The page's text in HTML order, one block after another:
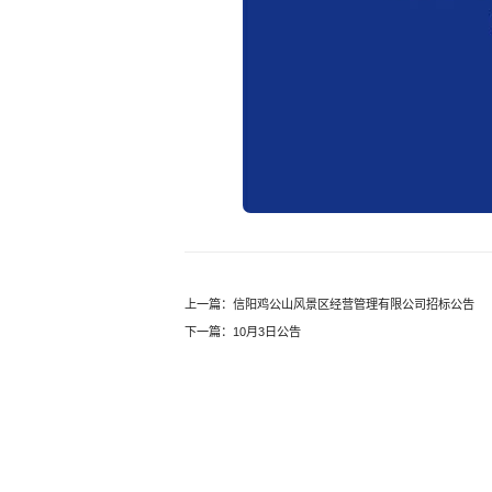
上一篇：信阳鸡公山风景区经营管理有限公司招标公告
下一篇：10月3日公告